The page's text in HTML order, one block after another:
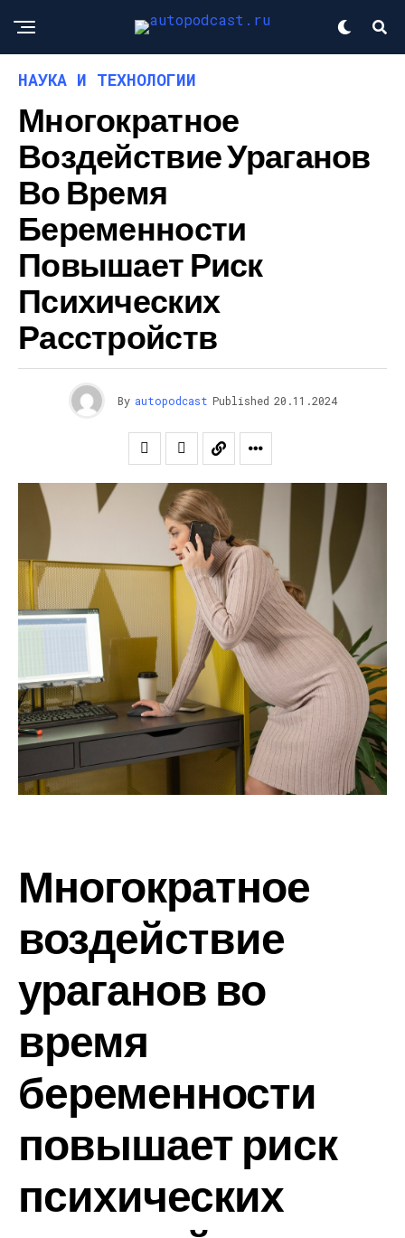
НАУКА И ТЕХНОЛОГИИ
Многократное
Воздействие Ураганов
Во Время
Беременности
Повышает Риск
Психических
Расстройств
By autopodcast Published 20.11.2024
Многократное
воздействие
ураганов во
время
беременности
повышает риск
психических